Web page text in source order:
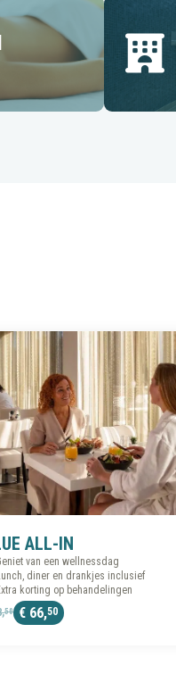
ALL-IN
van een wellnessdag
diner en drankjes inclusief
korting op behandelingen
50 € 66,50